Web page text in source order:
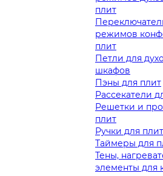
плит
режимов
плит
Петли для
шкафов
Пэны для плит
Рассекатели
Решетки и
плит
Ручки для плит
Таймеры для
Тены,
элементы для